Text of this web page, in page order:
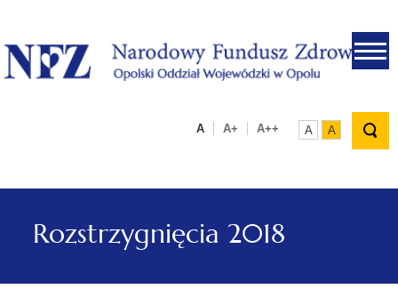
.
A A+ A++ A A
Rozstrzygnięcia 2018